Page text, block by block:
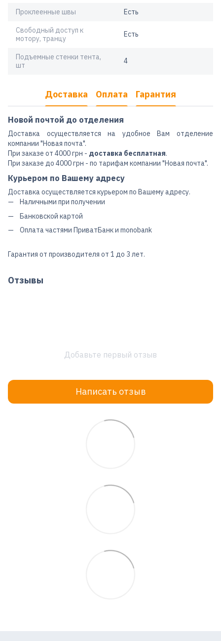
Проклеенные швы Есть
Свободный доступ к
мотору, транцу
Есть
Подъемные стенки тента,
шт
4
Доставка Оплата Гарантия
Новой почтой до отделения
Доставка осуществляется на удобное Вам отделение
компании "Новая почта".
При заказе от 4000 грн - доставка бесплатная.
При заказе до 4000 грн - по тарифам компании "Новая почта".
Курьером по Вашему адресу
Доставка осуществляется курьером по Вашему адресу.
Наличными при получении
Банковской картой
Оплата частями ПриватБанк и monobank
Гарантия от производителя от 1 до 3 лет.
Отзывы
Добавьте первый отзыв
Написать отзыв